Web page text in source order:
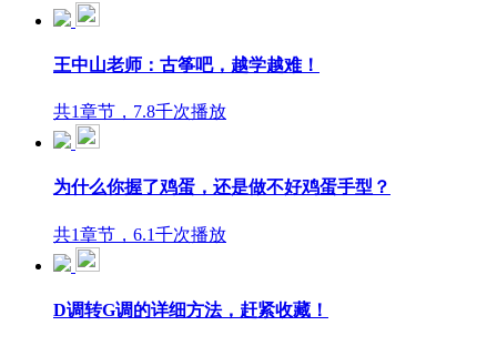
王中山老师：古筝吧，越学越难！
共1章节，7.8千次播放
为什么你握了鸡蛋，还是做不好鸡蛋手型？
共1章节，6.1千次播放
D调转G调的详细方法，赶紧收藏！